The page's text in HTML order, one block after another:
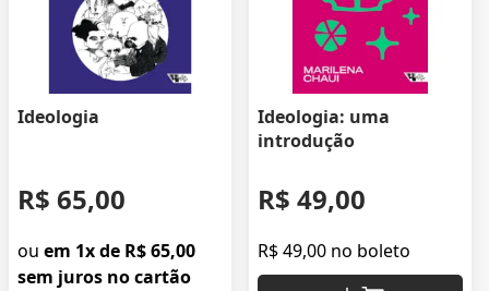
Ideologia
R$ 65,00
ou em 1x de R$ 65,00
sem juros no cartão
Ideologia: uma
introdução
R$ 49,00
R$ 49,00 no boleto